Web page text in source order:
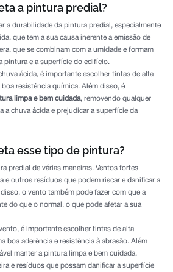
a pintura predial?
a durabilidade da pintura predial, especialmente
que tem a sua causa inerente a emissão de
que se combinam com a umidade e formam
pintura e a superfície do edifício.
ácida, é importante escolher tintas de alta
resistência química. Além disso, é
limpa e bem cuidada, removendo qualquer
a chuva ácida e prejudicar a superfície da
esse tipo de pintura?
predial de várias maneiras. Ventos fortes
e outros resíduos que podem riscar e danificar a
o vento também pode fazer com que a
do que o normal, o que pode afetar a sua
é importante escolher tintas de alta
boa aderência e resistência à abrasão. Além
manter a pintura limpa e bem cuidada,
e resíduos que possam danificar a superfície